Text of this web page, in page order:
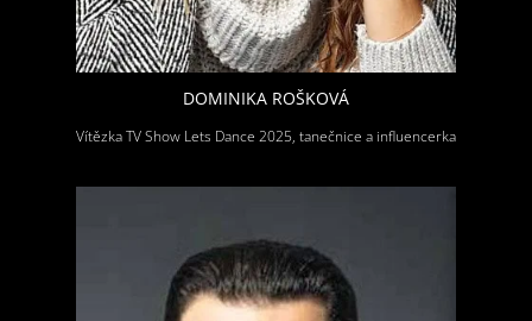
DOMINIKA ROŠKOVÁ
Vítězka TV Show Lets Dance 2025, tanečnice a influencerka